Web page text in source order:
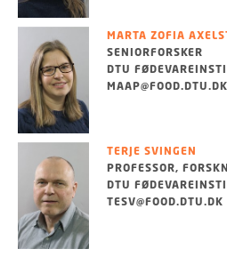
MARTA ZOFIA
SENIORFORSKER
DTU
MAAP@FOOD.DTU.DK
TERJE SVINGEN
PROFESSOR,
DTU
TESV@FOOD.DTU.DK